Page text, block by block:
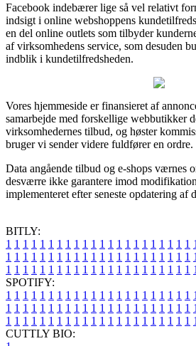
Facebook indebærer lige så vel relativt
indsigt i online webshoppens
en del online outlets som tilbyder
af virksomhedens service, som desuden
indblik i kundetilfredsheden.
Vores hjemmeside er finansieret af
samarbejde med forskellige webbutikker
virksomhedernes tilbud, og høster
bruger vi sender videre fuldfører en ordre.
Data angående tilbud og e-shops værnes
desværre ikke garantere imod
implementeret efter seneste opdatering af
BITLY:
1 1 1 1 1 1 1 1 1 1 1 1 1 1 1 1 1 1 1 1 1 1 1
1 1 1 1 1 1 1 1 1 1 1 1 1 1 1 1 1 1 1 1 1 1 1
1 1 1 1 1 1 1 1 1 1 1 1 1 1 1 1 1 1 1 1 1 1 1
SPOTIFY:
1 1 1 1 1 1 1 1 1 1 1 1 1 1 1 1 1 1 1 1 1 1 1
1 1 1 1 1 1 1 1 1 1 1 1 1 1 1 1 1 1 1 1 1 1 1
1 1 1 1 1 1 1 1 1 1 1 1 1 1 1 1 1 1 1 1 1 1 1
CUTTLY BIO: